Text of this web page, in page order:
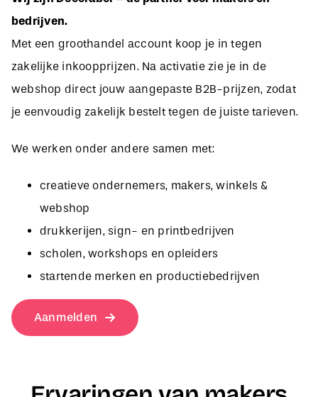
Met een groothandel account koop je in tegen
zakelijke inkoopprijzen. Na activatie zie je in de
webshop direct jouw aangepaste B2B-prijzen, zodat
je eenvoudig zakelijk bestelt tegen de juiste tarieven.
We werken onder andere samen met:
creatieve ondernemers, makers, winkels &
webshop
drukkerijen, sign- en printbedrijven
scholen, workshops en opleiders
startende merken en productiebedrijven